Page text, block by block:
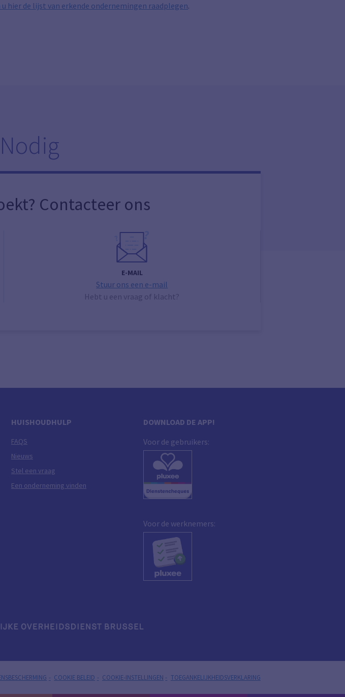
u hier de lijst van erkende ondernemingen raadplegen.
Contacteer ons
E-MAIL
Stuur ons een e-mail
Hebt u een vraag of klacht?
HUISHOUDHULP
FAQS
Nieuws
Stel een vraag
Een onderneming vinden
DOWNLOAD DE APP!
Voor de gebruikers:
Voor de werknemers:
COOKIE BELEID COOKIE-INSTELLINGEN TOEGANKELIJKHEIDSVERKLARING